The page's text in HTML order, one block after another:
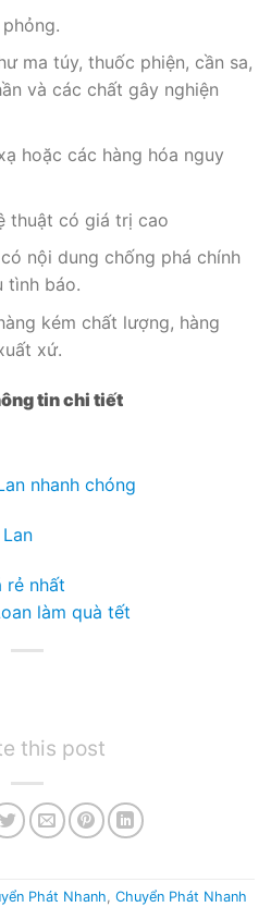
ma túy, thuốc phiện, cần sa,
và các chất gây nghiện
hoặc các hàng hóa nguy
thuật có giá trị cao
nội dung chống phá chính
tình báo.
kém chất lượng, hàng
xứ.
tin chi tiết
nhanh chóng
rẻ nhất
làm quà tết
this post
Phát Nhanh, Chuyển Phát Nhanh